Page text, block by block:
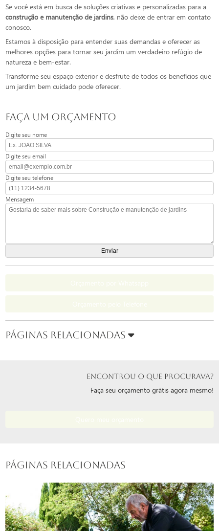
Se você está em busca de soluções criativas e personalizadas para a
construção e manutenção de jardins, não deixe de entrar em contato
conosco.
Estamos à disposição para entender suas demandas e oferecer as
melhores opções para tornar seu jardim um verdadeiro refúgio de
natureza e bem-estar.
Transforme seu espaço exterior e desfrute de todos os benefícios que
um jardim bem cuidado pode oferecer.
FAÇA UM ORÇAMENTO
Digite seu nome
Digite seu email
Digite seu telefone
Mensagem
Páginas Relacionadas
ENCONTROU O QUE PROCURAVA?
Faça seu orçamento grátis agora mesmo!
Páginas Relacionadas